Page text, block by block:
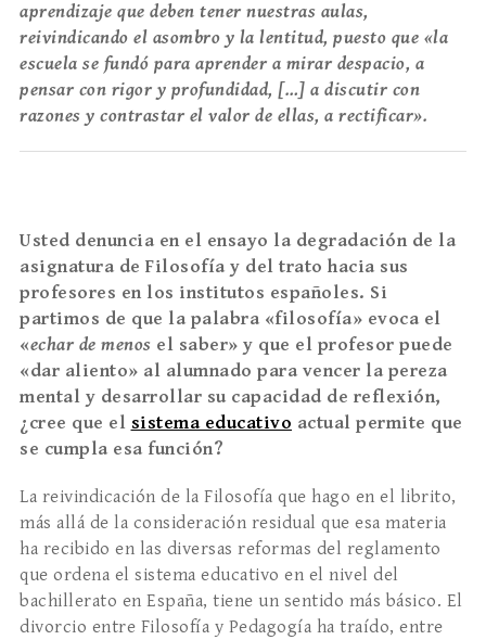
aprendizaje que deben tener nuestras aulas,
reivindicando el asombro y la lentitud, puesto que «la
escuela se fundó para aprender a mirar despacio, a
pensar con rigor y profundidad, […] a discutir con
razones y contrastar el valor de ellas, a rectificar».
Usted denuncia en el ensayo la degradación de la
asignatura de Filosofía y del trato hacia sus
profesores en los institutos españoles. Si
partimos de que la palabra «filosofía» evoca el
«echar de menos el saber» y que el profesor puede
«dar aliento» al alumnado para vencer la pereza
mental y desarrollar su capacidad de reflexión,
¿cree que el sistema educativo actual permite que
se cumpla esa función?
La reivindicación de la Filosofía que hago en el librito,
más allá de la consideración residual que esa materia
ha recibido en las diversas reformas del reglamento
que ordena el sistema educativo en el nivel del
bachillerato en España, tiene un sentido más básico. El
divorcio entre Filosofía y Pedagogía ha traído, entre